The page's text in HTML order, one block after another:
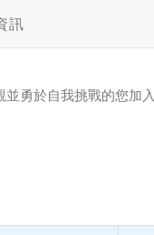
訊
勇於自我挑戰的您加入